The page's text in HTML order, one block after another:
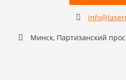
Минск, Партизанский